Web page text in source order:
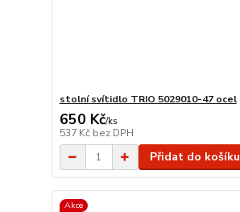
stolní svítidlo TRIO 5029010-47 ocel
650 Kč/ks
537 Kč bez DPH
Přidat do košíku
Akce